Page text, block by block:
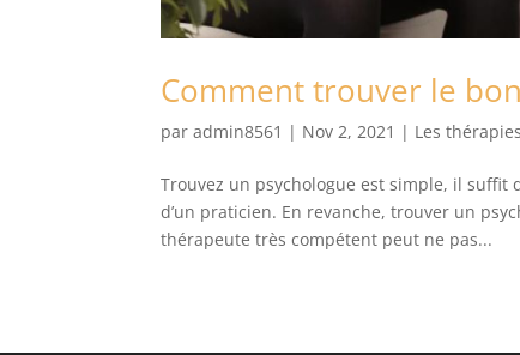
Comment trouver le
paradmin8561 | Nov 2, 2021 | Les thérapies
Trouvez un psychologue est simple, il suffit
d’un praticien. En revanche, trouver un
thérapeute très compétent peut ne pas...